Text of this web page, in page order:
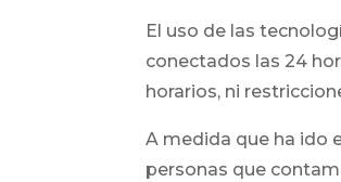
El uso de las
conectados las 24
horarios, ni
A medida que ha ido
personas que